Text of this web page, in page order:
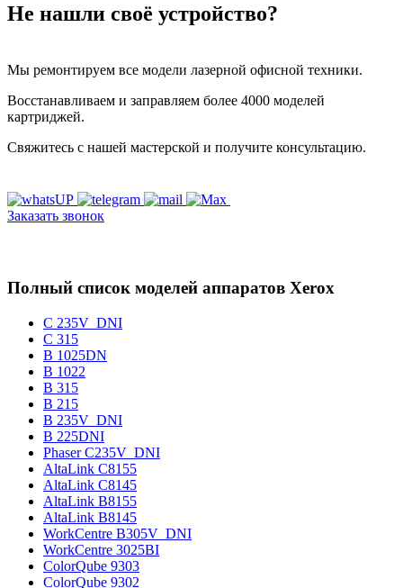
Не нашли своё устройство?
Мы ремонтируем все модели лазерной офисной техники.
Восстанавливаем и заправляем более 4000 моделей
картриджей.
Свяжитесь с нашей мастерской и получите консультацию.
Заказать звонок
Полный список моделей аппаратов Xerox
C 235V_DNI
C 315
B 1025DN
B 1022
B 315
B 215
B 235V_DNI
B 225DNI
Phaser C235V_DNI
AltaLink C8155
AltaLink C8145
AltaLink B8155
AltaLink B8145
WorkCentre B305V_DNI
WorkCentre 3025BI
ColorQube 9303
ColorQube 9302